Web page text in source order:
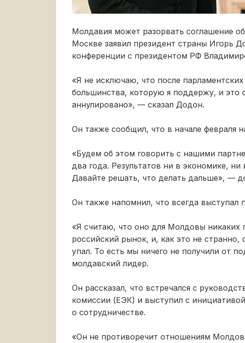
Молдавия может разорвать соглашение
Москве заявил президент страны Игорь
конференции с президентом РФ
«Я не исключаю, что после
большинства, которую я поддержу, и это
аннулировано», — сказал Додон.
Он также сообщил, что в начале февраля
«Будем об этом говорить с нашими
два года. Результатов ни в экономике, ни
Давайте решать, что делать дальше», —
Он также напомнил, что всегда выступал
«Я считаю, что оно для Молдовы
российский рынок, и, как это не
упал. То есть мы ничего не получили от
молдавский лидер.
Он рассказал, что встречался с
комиссии (ЕЭК) и выступил с
о сотрудничестве.
«Он не противоречит отношениям